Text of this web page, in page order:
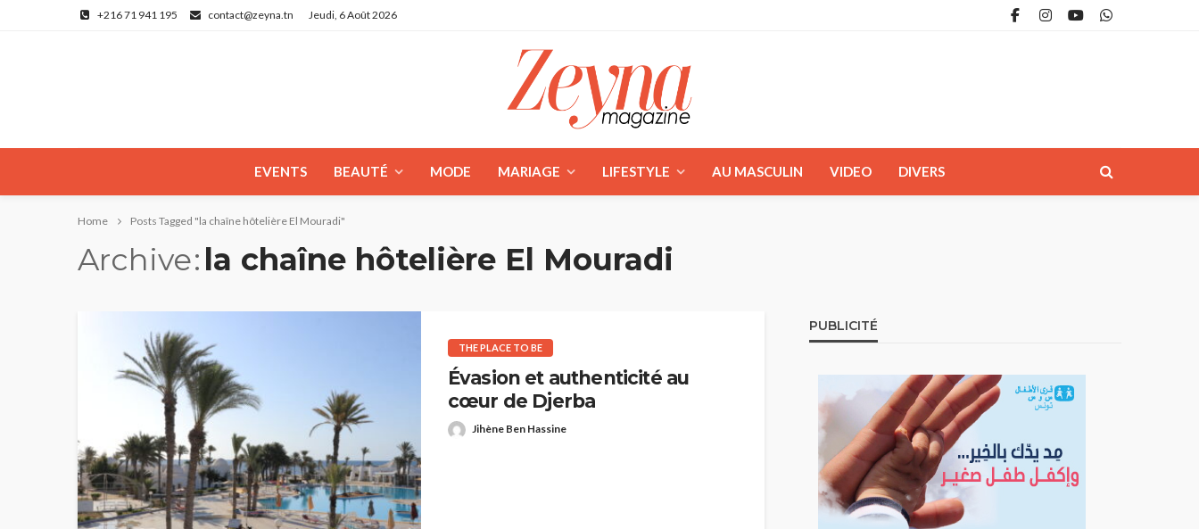
+216 71 941 195 contact@zeyna.tn Jeudi, 6 Août 2026
EVENTS BEAUTÉ MODE MARIAGE LIFESTYLE AU MASCULIN VIDEO DIVERS
Home Posts Tagged "la chaîne hôtelière El Mouradi"
Archive la chaîne hôtelière El Mouradi
THE PLACE TO BE
Évasion et authenticité au
cœur de Djerba
Jihène Ben Hassine
PUBLICITÉ